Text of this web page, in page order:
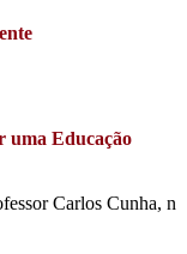
uma Educação
Carlos Cunha, n